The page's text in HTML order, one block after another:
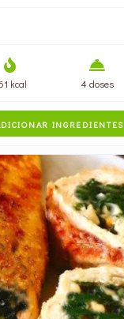
kcal 4 doses
INGREDIENTES